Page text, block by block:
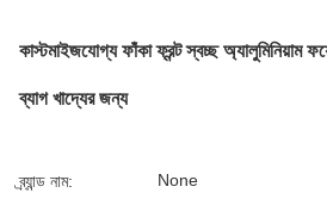
কাস্টমাইজযোগ্য ফাঁকা ফ্রন্ট স্বচ্ছ অ্যালুমিনিয়াম
ব্যাগ খাদ্যের জন্য
ব্র্যান্ড নাম: None